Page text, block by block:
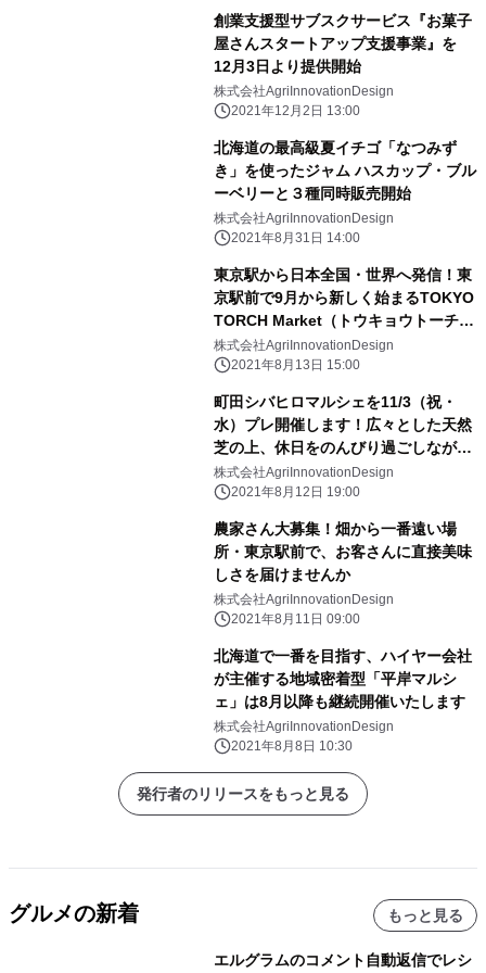
創業支援型サブスクサービス『お菓子
屋さんスタートアップ支援事業』を
12月3日より提供開始
株式会社AgriInnovationDesign
2021年12月2日 13:00
北海道の最高級夏イチゴ「なつみず
き」を使ったジャム ハスカップ・ブル
ーベリーと３種同時販売開始
株式会社AgriInnovationDesign
2021年8月31日 14:00
東京駅から日本全国・世界へ発信！東
京駅前で9月から新しく始まるTOKYO
TORCH Market（トウキョウトーチマ
ーケット）にて、地域の伝統文化や旬
を届けるワークショップを募集中
株式会社AgriInnovationDesign
2021年8月13日 15:00
町田シバヒロマルシェを11/3（祝・
水）プレ開催します！広々とした天然
芝の上、休日をのんびり過ごしながら
マルシェも楽しめます！
株式会社AgriInnovationDesign
2021年8月12日 19:00
農家さん大募集！畑から一番遠い場
所・東京駅前で、お客さんに直接美味
しさを届けませんか
株式会社AgriInnovationDesign
2021年8月11日 09:00
北海道で一番を目指す、ハイヤー会社
が主催する地域密着型「平岸マルシ
ェ」は8月以降も継続開催いたします
株式会社AgriInnovationDesign
2021年8月8日 10:30
発行者のリリースをもっと見る
グルメの新着 もっと見る
エルグラムのコメント自動返信でレシ